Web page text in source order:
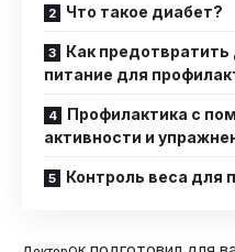
Что такое диабет?
Как предотвратить
питание для
Профилактика с
активности и
Контроль веса для